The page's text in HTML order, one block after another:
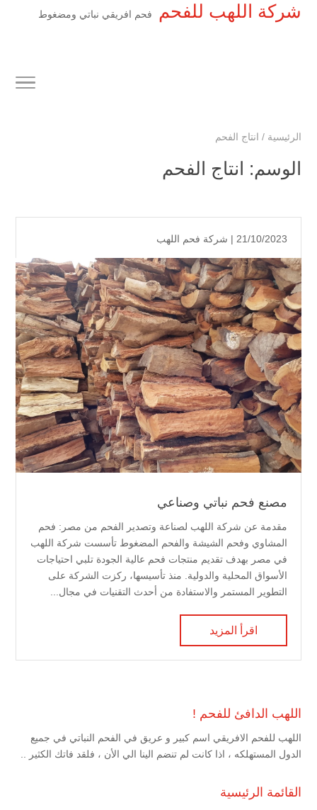
شركة اللهب للفحم فحم افريقي نباتي ومضغوط
الرئيسية / انتاج الفحم
الوسم: انتاج الفحم
21/10/2023 | شركة فحم اللهب
مصنع فحم نباتي وصناعي
مقدمة عن شركة اللهب لصناعة وتصدير الفحم من مصر: فحم
المشاوي وفحم الشيشة والفحم المضغوط تأسست شركة اللهب
في مصر بهدف تقديم منتجات فحم عالية الجودة تلبي احتياجات
الأسواق المحلية والدولية. منذ تأسيسها، ركزت الشركة على
التطوير المستمر والاستفادة من أحدث التقنيات في مجال...
اقرأ المزيد
اللهب الدافئ للفحم !
اللهب للفحم الافريقي اسم كبير و عريق في الفحم النباتي في جميع
الدول المستهلكه ، اذا كانت لم تنضم الينا الي الأن ، فلقد فاتك الكثير ..
القائمة الرئيسية